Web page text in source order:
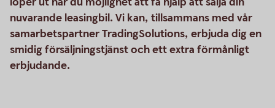
nuvarande leasingbil. Vi kan, tillsammans med vår
samarbetspartner TradingSolutions, erbjuda dig en
smidig försäljningstjänst och ett extra förmånligt
erbjudande.